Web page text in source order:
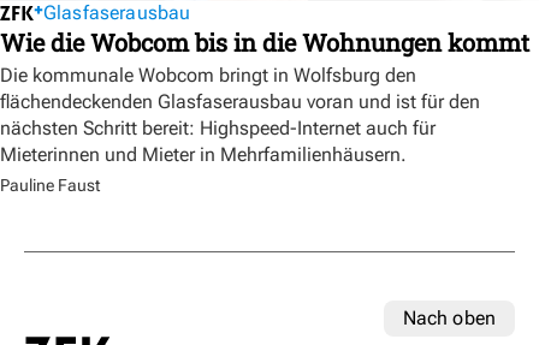
Glasfaserausbau
Wie die Wobcom bis in die Wohnungen kommt
Die kommunale Wobcom bringt in Wolfsburg den
flächendeckenden Glasfaserausbau voran und ist für den
nächsten Schritt bereit: Highspeed-Internet auch für
Mieterinnen und Mieter in Mehrfamilienhäusern.
Pauline Faust
Nach oben